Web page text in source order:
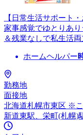
【日常生活サポート
家事感覚でゆとりあ
＆残業なしで私生活
ホームヘルパー
勤務地
面接地
北海道札幌市東区 ※こ
新道東駅、栄町(札幌)